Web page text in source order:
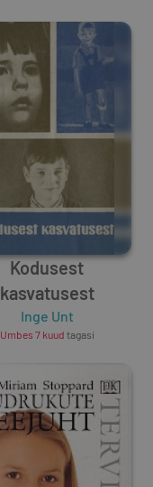
Kodusest
kasvatusest
Inge Unt
Umbes 7 kuud tagasi